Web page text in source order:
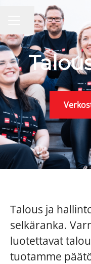
URAVALIKKO
Jaa sivu
Talous ja
selkäranka.
luotettavat
tuotamme